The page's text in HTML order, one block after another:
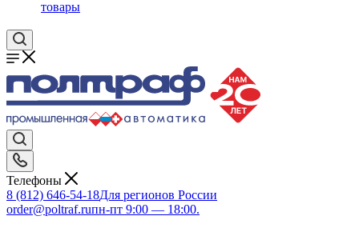
товары
Телефоны
8 (812) 646-54-18Для регионов России
order@poltraf.ruпн-пт 9:00 — 18:00.